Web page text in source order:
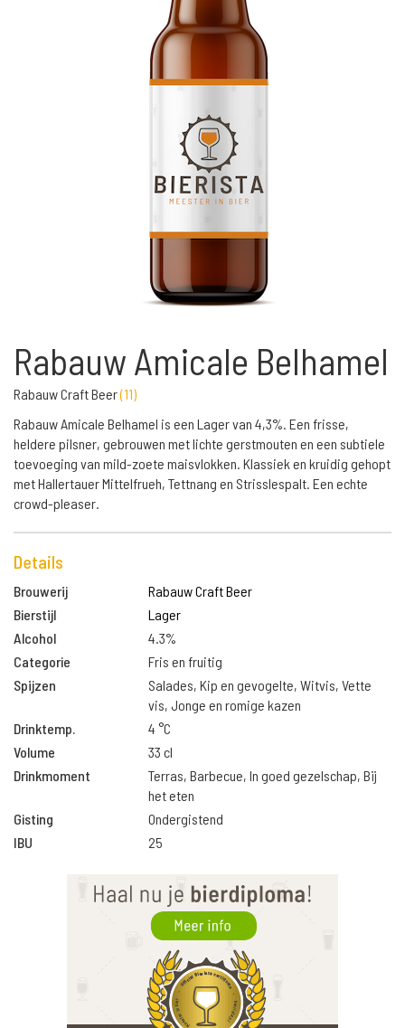
Rabauw Amicale Belhamel
Rabauw Craft Beer(11)
Rabauw Amicale Belhamel is een Lager van 4,3%. Een frisse,
heldere pilsner, gebrouwen met lichte gerstmouten en een subtiele
toevoeging van mild-zoete maisvlokken. Klassiek en kruidig gehopt
met Hallertauer Mittelfrueh, Tettnang en Strisslespalt. Een echte
crowd-pleaser.
Details
Brouwerij
Rabauw Craft Beer
Bierstijl
Lager
Alcohol
4.3%
Categorie
Fris en fruitig
Spijzen
Salades, Kip en gevogelte, Witvis, Vette
vis, Jonge en romige kazen
Drinktemp.
4 °C
Volume
33 cl
Drinkmoment
Terras, Barbecue, In goed gezelschap, Bij
het eten
Gisting
Ondergistend
IBU
25